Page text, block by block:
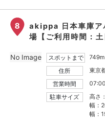
8
akippa 日本車庫ア
場【ご利用時間：
スポットまで
749m
住所
東京
営業時間
駐車サイズ
高さ
幅：
幅：
No Image